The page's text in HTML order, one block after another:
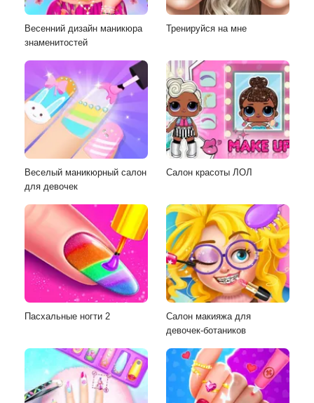
Весенний дизайн маникюра
знаменитостей
Тренируйся на мне
Веселый маникюрный салон
для девочек
Салон красоты ЛОЛ
Пасхальные ногти 2
Салон макияжа для
девочек-ботаников